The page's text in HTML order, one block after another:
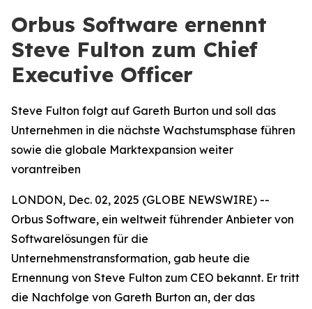
Orbus Software ernennt
Steve Fulton zum Chief
Executive Officer
Steve Fulton folgt auf Gareth Burton und soll das
Unternehmen in die nächste Wachstumsphase führen
sowie die globale Marktexpansion weiter
vorantreiben
LONDON, Dec. 02, 2025 (GLOBE NEWSWIRE) --
Orbus Software, ein weltweit führender Anbieter von
Softwarelösungen für die
Unternehmenstransformation, gab heute die
Ernennung von Steve Fulton zum CEO bekannt. Er tritt
die Nachfolge von Gareth Burton an, der das